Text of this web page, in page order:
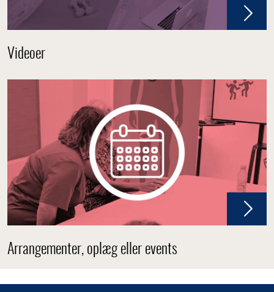
Videoer
Arrangementer, oplæg eller events